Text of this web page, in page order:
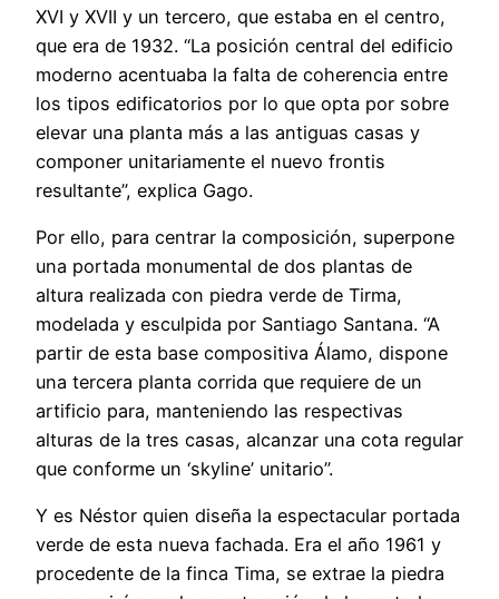
XVI y XVII y un tercero, que estaba en el centro,
que era de 1932. “La posición central del edificio
moderno acentuaba la falta de coherencia entre
los tipos edificatorios por lo que opta por sobre
elevar una planta más a las antiguas casas y
componer unitariamente el nuevo frontis
resultante”, explica Gago.
Por ello, para centrar la composición, superpone
una portada monumental de dos plantas de
altura realizada con piedra verde de Tirma,
modelada y esculpida por Santiago Santana. “A
partir de esta base compositiva Álamo, dispone
una tercera planta corrida que requiere de un
artificio para, manteniendo las respectivas
alturas de la tres casas, alcanzar una cota regular
que conforme un ‘skyline’ unitario”.
Y es Néstor quien diseña la espectacular portada
verde de esta nueva fachada. Era el año 1961 y
procedente de la finca Tima, se extrae la piedra